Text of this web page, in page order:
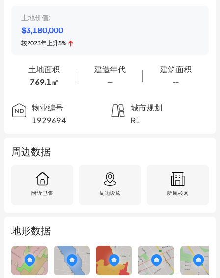
土地价值:
$3,180,000
较2023年上升5%
土地面积
769.1㎡
建造年代
--
建筑面积
--
物业编号
1929694
城市规划
R1
周边数据
附近已售 周边设施 所属校网
地形数据